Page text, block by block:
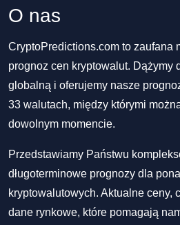
O nas
CryptoPredictions.com to zaufana
prognoz cen kryptowalut. Dążymy
globalną i oferujemy nasze
33 walutach, między którymi
dowolnym momencie.
Przedstawiamy Państwu
długoterminowe prognozy dla
kryptowalutowych. Aktualne ceny,
dane rynkowe, które pomagają